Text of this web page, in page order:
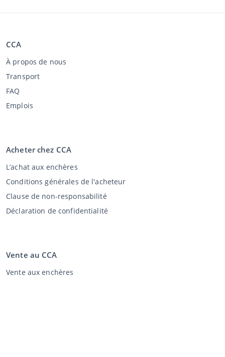
CCA
À propos de nous
Transport
FAQ
Emplois
Acheter chez CCA
L’achat aux enchères
Conditions générales de l'acheteur
Clause de non-responsabilité
Déclaration de confidentialité
Vente au CCA
Vente aux enchères